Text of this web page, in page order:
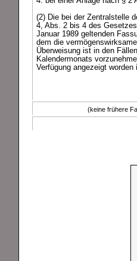
(2) Die bei der Zentralstelle
4, Abs. 2 bis 4 des
Januar 1989 geltenden
dem die
Überweisung ist in den
Kalendermonats
Verfügung angezeigt worden
(keine frühere